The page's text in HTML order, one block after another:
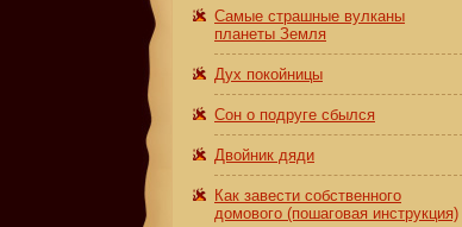
Самые страшные вулканы
планеты Земля
Дух покойницы
Сон о подруге сбылся
Двойник дяди
Как завести собственного
домового (пошаговая инструкция)